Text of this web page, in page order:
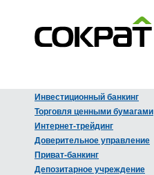
Инвестиционный банкинг
Торговля ценными бумагами
Интернет-трейдинг
Доверительное управление
Приват-банкинг
Депозитарное учреждение